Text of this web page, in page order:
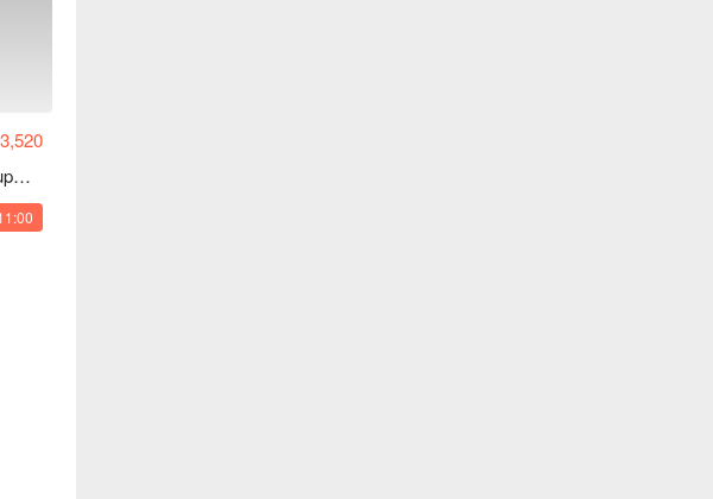
3,520
Tenderloin Steak Set | Includes Salad, Soup & Drink Bar